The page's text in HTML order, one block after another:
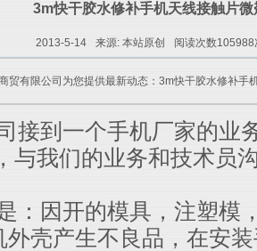
3m快干胶水修补手机天线接触片微
2013-5-14 来源: 本站原创 阅读次数105988
贸有限公司为您提供最新动态：3m快干胶水修补手
到一个手机厂家的业
与我们的业务和技术员
因开的模具，注塑模
外壳产生不良品，在安